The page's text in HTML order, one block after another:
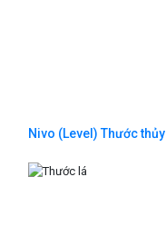
Nivo (Level) Thước thủy